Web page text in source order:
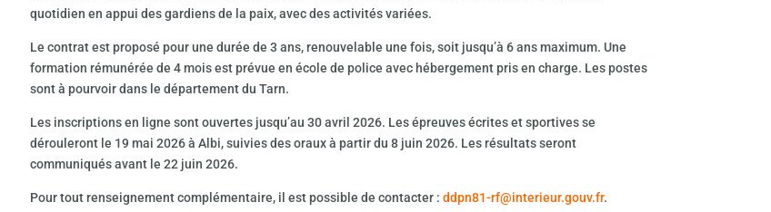
quotidien en appui des gardiens de la paix, avec des activités variées.
Le contrat est proposé pour une durée de 3 ans, renouvelable une fois, soit jusqu’à 6 ans maximum. Une
formation rémunérée de 4 mois est prévue en école de police avec hébergement pris en charge. Les postes
sont à pourvoir dans le département du Tarn.
Les inscriptions en ligne sont ouvertes jusqu’au 30 avril 2026. Les épreuves écrites et sportives se
dérouleront le 19 mai 2026 à Albi, suivies des oraux à partir du 8 juin 2026. Les résultats seront
communiqués avant le 22 juin 2026.
Pour tout renseignement complémentaire, il est possible de contacter : ddpn81-rf@interieur.gouv.fr.